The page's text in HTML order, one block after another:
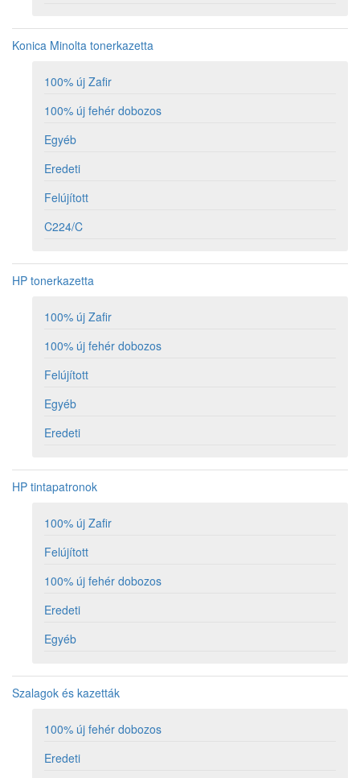
Konica Minolta tonerkazetta
100% új Zafir
100% új fehér dobozos
Egyéb
Eredeti
Felújított
C224/C
HP tonerkazetta
100% új Zafir
100% új fehér dobozos
Felújított
Egyéb
Eredeti
HP tintapatronok
100% új Zafir
Felújított
100% új fehér dobozos
Eredeti
Egyéb
Szalagok és kazetták
100% új fehér dobozos
Eredeti